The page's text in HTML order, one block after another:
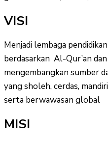
VISI
Menjadi lembaga
berdasarkan Al-Qur’an
mengembangkan sumber
yang sholeh, cerdas,
serta berwawasan global
MISI